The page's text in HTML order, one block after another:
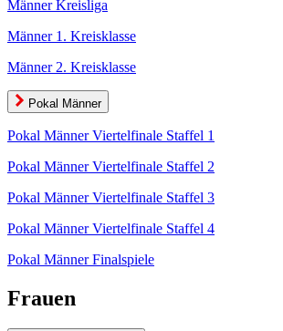
Männer Kreisliga
Männer 1. Kreisklasse
Männer 2. Kreisklasse
Pokal Männer
Pokal Männer Viertelfinale Staffel 1
Pokal Männer Viertelfinale Staffel 2
Pokal Männer Viertelfinale Staffel 3
Pokal Männer Viertelfinale Staffel 4
Pokal Männer Finalspiele
Frauen